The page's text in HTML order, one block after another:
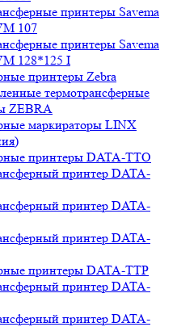
принтеры Savema
107
принтеры Savema
128*125 I
принтеры Zebra
термотрансферные
ZEBRA
маркираторы LINX
принтеры DATA-TTO
принтер DATA-
принтер DATA-
принтер DATA-
принтеры DATA-TTP
принтер DATA-
принтер DATA-